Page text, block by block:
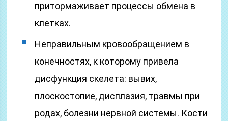
притормаживает процессы обмена в
клетках.
Неправильным кровообращением в
конечностях, к которому привела
дисфункция скелета: вывих,
плоскостопие, дисплазия, травмы при
родах, болезни нервной системы. Кости